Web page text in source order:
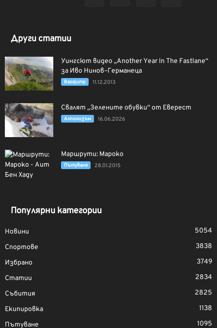
Други статии
Уингсют видео „Another Year In The Fastlane“
за Иво Нинов–Германеца
Basejump 11.12.2013
Свалят „Зелените обувки“ от Еверест
Алпинизъм 16.06.2026
Маршрути: Мароко
Пътуване 28.01.2015
Популярни категории
Новини
5054
Спортове
3838
Избрано
3749
Статии
2834
Събития
2825
Екипировка
1138
Пътуване
1095